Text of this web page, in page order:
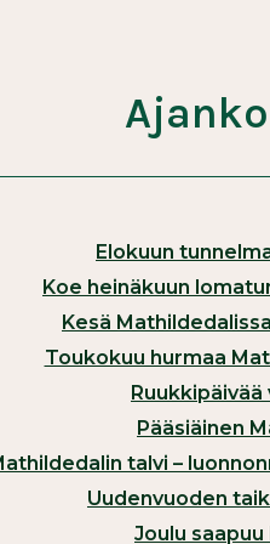
Elokuun
Koe heinäkuun
Kesä
Toukokuu hurmaa
Ruukkipäivää
Pääsiäinen
talvi –
Uudenvuoden
Joulu